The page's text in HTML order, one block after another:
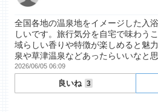
全国各地の温泉地をイメージした入
しいです。旅行気分を自宅で味わう
域らしい香りや特徴が楽しめると魅
泉や草津温泉などあったらいいなと思
2026/06/05 06:09
良いね 3